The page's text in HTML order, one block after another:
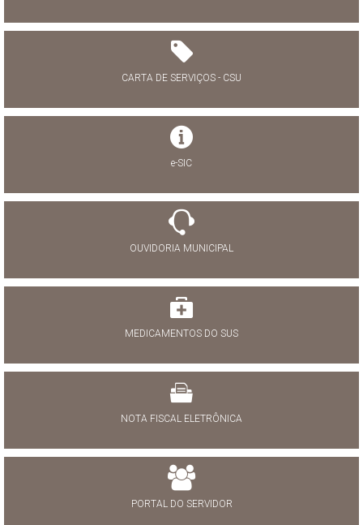
CARTA DE SERVIÇOS - CSU
e-SIC
OUVIDORIA MUNICIPAL
MEDICAMENTOS DO SUS
NOTA FISCAL ELETRÔNICA
PORTAL DO SERVIDOR